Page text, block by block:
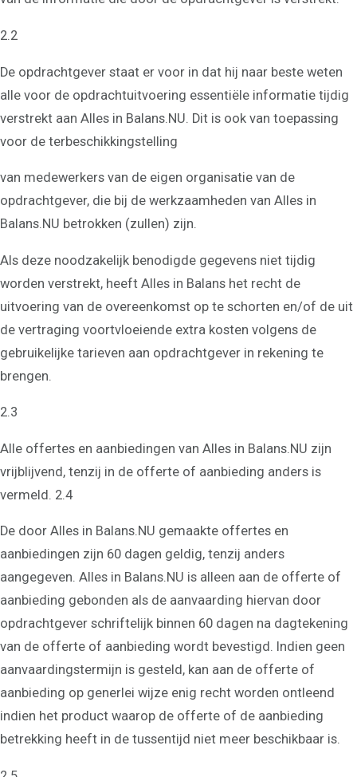
2.2
De opdrachtgever staat er voor in dat hij naar beste weten
alle voor de opdrachtuitvoering essentiële informatie tijdig
verstrekt aan Alles in Balans.NU. Dit is ook van toepassing
voor de terbeschikkingstelling
van medewerkers van de eigen organisatie van de
opdrachtgever, die bij de werkzaamheden van Alles in
Balans.NU betrokken (zullen) zijn.
Als deze noodzakelijk benodigde gegevens niet tijdig
worden verstrekt, heeft Alles in Balans het recht de
uitvoering van de overeenkomst op te schorten en/of de uit
de vertraging voortvloeiende extra kosten volgens de
gebruikelijke tarieven aan opdrachtgever in rekening te
brengen.
2.3
Alle offertes en aanbiedingen van Alles in Balans.NU zijn
vrijblijvend, tenzij in de offerte of aanbieding anders is
vermeld. 2.4
De door Alles in Balans.NU gemaakte offertes en
aanbiedingen zijn 60 dagen geldig, tenzij anders
aangegeven. Alles in Balans.NU is alleen aan de offerte of
aanbieding gebonden als de aanvaarding hiervan door
opdrachtgever schriftelijk binnen 60 dagen na dagtekening
van de offerte of aanbieding wordt bevestigd. Indien geen
aanvaardingstermijn is gesteld, kan aan de offerte of
aanbieding op generlei wijze enig recht worden ontleend
indien het product waarop de offerte of de aanbieding
betrekking heeft in de tussentijd niet meer beschikbaar is.